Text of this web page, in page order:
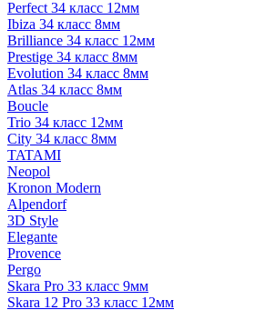
Perfect 34 класс 12мм
Ibiza 34 класс 8мм
Brilliance 34 класс 12мм
Prestige 34 класс 8мм
Evolution 34 класс 8мм
Atlas 34 класс 8мм
Boucle
Trio 34 класс 12мм
City 34 класс 8мм
TATAMI
Neopol
Kronon Modern
Alpendorf
3D Style
Elegante
Provence
Pergo
Skara Pro 33 класс 9мм
Skara 12 Pro 33 класс 12мм